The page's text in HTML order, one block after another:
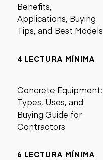
Benefits,
Applications, Buying
Tips, and Best Models
4 LECTURA MÍNIMA
Concrete Equipment:
Types, Uses, and
Buying Guide for
Contractors
6 LECTURA MÍNIMA